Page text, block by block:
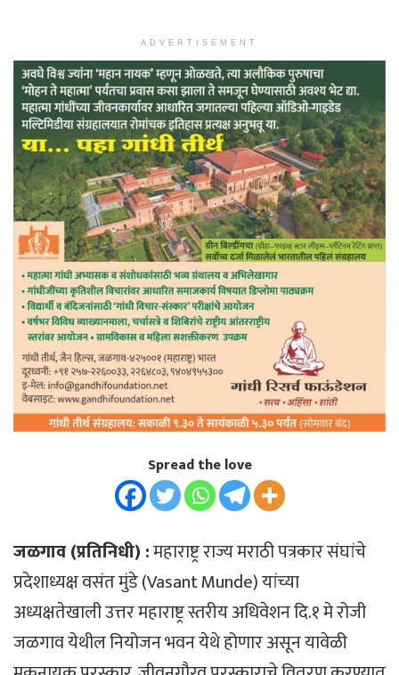
ADVERTISEMENT
Spread the love
जळगाव (प्रतिनिधी) :महाराष्ट्र राज्य मराठी पत्रकार संघांचे
प्रदेशाध्यक्ष वसंत मुंडे (Vasant Munde) यांच्या
अध्यक्षतेखाली उत्तर महाराष्ट्र स्तरीय अधिवेशन दि.१ मे रोजी
जळगाव येथील नियोजन भवन येथे होणार असून यावेळी